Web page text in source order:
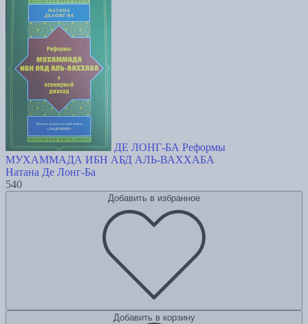
ДЕ ЛОНГ-БА Реформы
МУХАММАДА ИБН АБД АЛЬ-ВАХХАБА
Натана Де Лонг-Ба
540
Добавить в избранное
Добавить в корзину